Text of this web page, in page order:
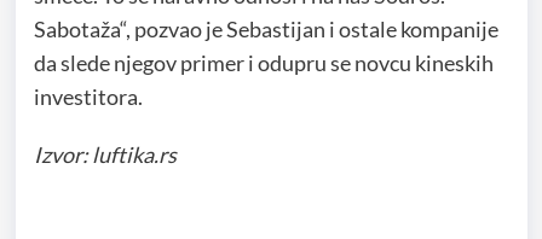
Sabotaža“, pozvao je Sebastijan i ostale kompanije
da slede njegov primer i odupru se novcu kineskih
investitora.
Izvor: luftika.rs